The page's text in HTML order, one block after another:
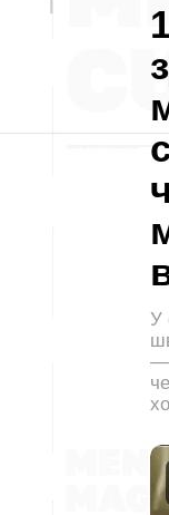
У
—